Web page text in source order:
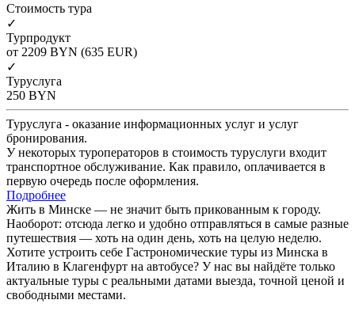
Cтоимость тура
✓
Турпродукт
от 2209 BYN (635 EUR)
✓
Туруслуга
250 BYN
Туруслуга - оказание информационных услуг и услуг
бронирования.
У некоторых туроператоров в стоимость туруслуги входит
транспортное обслуживание. Как правило, оплачивается в
первую очередь после оформления.
Подробнее
Жить в Минске — не значит быть прикованным к городу.
Наоборот: отсюда легко и удобно отправляться в самые разные
путешествия — хоть на один день, хоть на целую неделю.
Хотите устроить себе Гастрономические туры из Минска в
Италию в Клагенфурт на автобусе? У нас вы найдёте только
актуальные туры с реальными датами выезда, точной ценой и
свободными местами.